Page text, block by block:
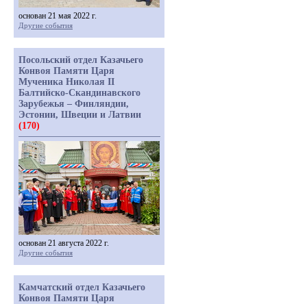
основан 21 мая 2022 г.
Другие события
Посольский отдел Казачьего
Конвоя Памяти Царя
Мученика Николая II
Балтийско-Скандинавского
Зарубежья – Финляндии,
Эстонии, Швеции и Латвии
(170)
основан 21 августа 2022 г.
Другие события
Камчатский отдел Казачьего
Конвоя Памяти Царя